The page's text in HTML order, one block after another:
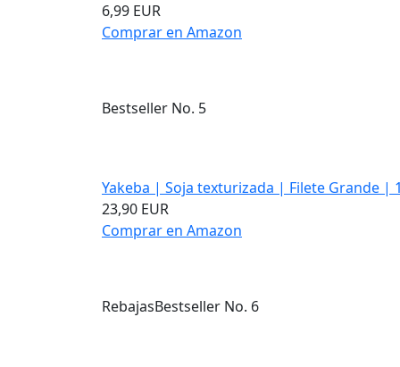
6,99 EUR
Comprar en Amazon
Bestseller No. 5
Yakeba | Soja texturizada | Filete Grande |
23,90 EUR
Comprar en Amazon
RebajasBestseller No. 6